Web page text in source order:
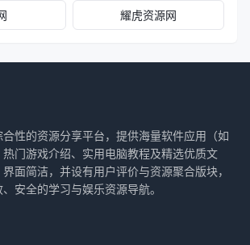
耀虎资源网
性的资源分享平台，提供海量软件应用（如
门游戏介绍、实用电脑教程及精选优质文
面简洁，并设有用户评价与资源聚合版块，
安全的学习与娱乐资源导航。